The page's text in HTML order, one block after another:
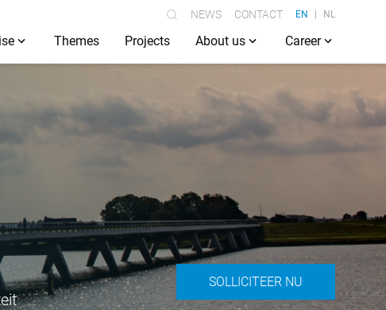
NEWS CONTACT EN NL
Themes Projects About us Career
SOLLICITEER NU